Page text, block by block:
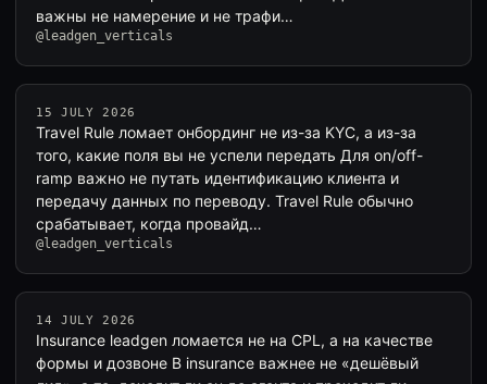
важны не намерение и не трафи…
@leadgen_verticals
15 JULY 2026
Travel Rule ломает онбординг не из-за KYC, а из-за
того, какие поля вы не успели передать Для on/off-
ramp важно не путать идентификацию клиента и
передачу данных по переводу. Travel Rule обычно
срабатывает, когда провайд…
@leadgen_verticals
14 JULY 2026
Insurance leadgen ломается не на CPL, а на качестве
формы и дозвоне В insurance важнее не «дешёвый